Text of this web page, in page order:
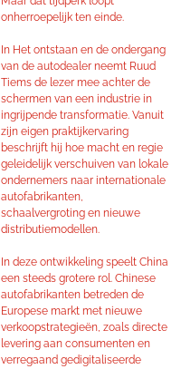
onherroepelijk ten einde.
In Het ontstaan en de ondergang
van de autodealer neemt Ruud
Tiems de lezer mee achter de
schermen van een industrie in
ingrijpende transformatie. Vanuit
zijn eigen praktijkervaring
beschrijft hij hoe macht en regie
geleidelijk verschuiven van lokale
ondernemers naar internationale
autofabrikanten,
schaalvergroting en nieuwe
distributiemodellen.
In deze ontwikkeling speelt China
een steeds grotere rol. Chinese
autofabrikanten betreden de
Europese markt met nieuwe
verkoopstrategieën, zoals directe
levering aan consumenten en
verregaand gedigitaliseerde